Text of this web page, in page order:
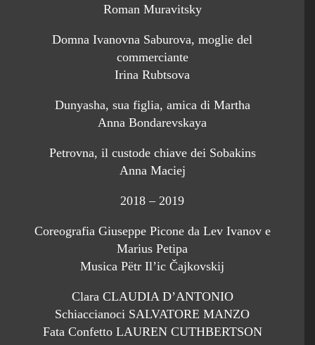
Roman Muravitsky
Domna Ivanovna Saburova, moglie del
commerciante
Irina Rubtsova
Dunyasha, sua figlia, amica di Martha
Anna Bondarevskaya
Petrovna, il custode chiave dei Sobakins
Anna Maciej
2018 – 2019
Coreografia Giuseppe Picone da Lev Ivanov e
Marius Petipa
Musica Pëtr Il’ic Čajkovskij
Clara CLAUDIA D’ANTONIO
Schiaccianoci SALVATORE MANZO
Fata Confetto LAUREN CUTHBERTSON